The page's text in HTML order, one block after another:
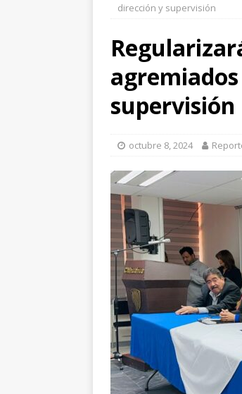
[
[
dirección y supervisión
supervisión
octubre 8, 2024